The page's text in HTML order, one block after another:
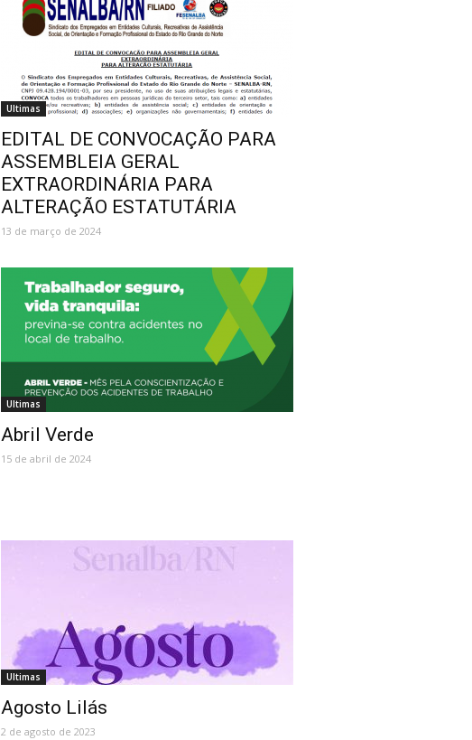
Ultimas
EDITAL DE CONVOCAÇÃO PARA
ASSEMBLEIA GERAL
EXTRAORDINÁRIA PARA
ALTERAÇÃO ESTATUTÁRIA
13 de março de 2024
Ultimas
Abril Verde
15 de abril de 2024
Ultimas
Agosto Lilás
2 de agosto de 2023